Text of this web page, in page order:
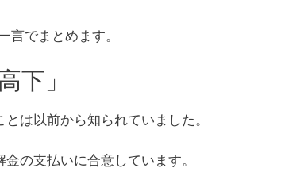
言でまとめます。
下」
は以前から知られていました。
の支払いに合意しています。